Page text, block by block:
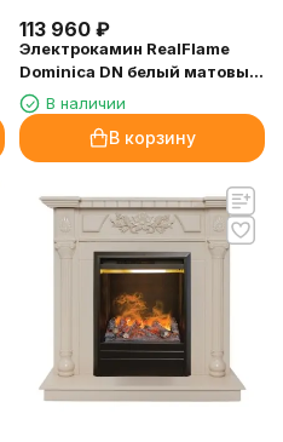
113 960 ₽
Электрокамин RealFlame
Dominica DN белый матовый
с очагом 3D Oregan
В наличии
В корзину